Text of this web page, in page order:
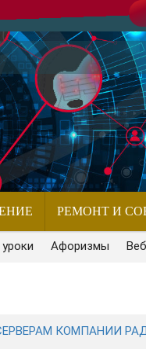
РЕМОНТ И
Афоризмы
КОМПАНИИ